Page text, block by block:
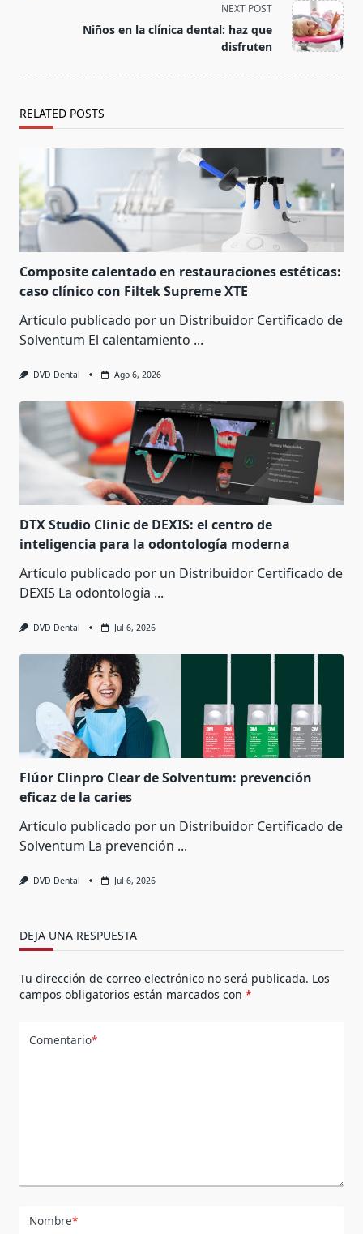
NEXT POST
Niños en la clínica dental: haz que
disfruten
RELATED POSTS
Composite calentado en restauraciones estéticas:
caso clínico con Filtek Supreme XTE
Artículo publicado por un Distribuidor Certificado de
Solventum El calentamiento ...
DVD Dental Ago 6, 2026
DTX Studio Clinic de DEXIS: el centro de
inteligencia para la odontología moderna
Artículo publicado por un Distribuidor Certificado de
DEXIS La odontología ...
DVD Dental Jul 6, 2026
Flúor Clinpro Clear de Solventum: prevención
eficaz de la caries
Artículo publicado por un Distribuidor Certificado de
Solventum La prevención ...
DVD Dental Jul 6, 2026
DEJA UNA RESPUESTA
Tu dirección de correo electrónico no será publicada. Los
campos obligatorios están marcados con *
Comentario*
Nombre*